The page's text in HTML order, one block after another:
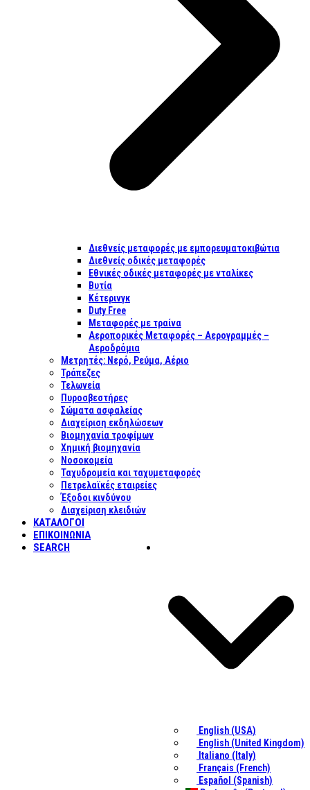
Διεθνείς μεταφορές με εμπορευματοκιβώτια
Διεθνείς οδικές μεταφορές
Εθνικές οδικές μεταφορές με νταλίκες
Βυτία
Κέτερινγκ
Duty Free
Μεταφορές με τραίνα
Αεροπορικές Μεταφορές – Αερογραμμές –
Αεροδρόμια
Μετρητές: Νερό, Ρεύμα, Αέριο
Τράπεζες
Τελωνεία
Πυροσβεστήρες
Σώματα ασφαλείας
Διαχείριση εκδηλώσεων
Βιομηχανία τροφίμων
Χημική βιομηχανία
Νοσοκομεία
Ταχυδρομεία και ταχυμεταφορές
Πετρελαϊκές εταιρείες
Έξοδοι κινδύνου
Διαχείριση κλειδιών
ΚΑΤΑΛΟΓΟΙ
ΕΠΙΚΟΙΝΩΝΊΑ
English (USA)
English (United Kingdom)
Italiano (Italy)
Français (French)
Español (Spanish)
SEARCH